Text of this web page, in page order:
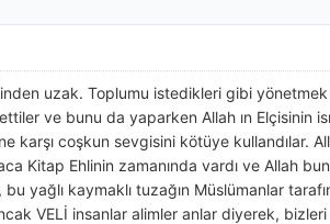
uzak. Toplumu istedikleri gibi yönetmek
ve bunu da yaparken Allah ın Elçisinin
karşı coşkun sevgisini kötüye kullandılar.
Kitap Ehlinin zamanında vardı ve Allah
yağlı kaymaklı tuzağın Müslümanlar
VELİ insanlar alimler anlar diyerek,